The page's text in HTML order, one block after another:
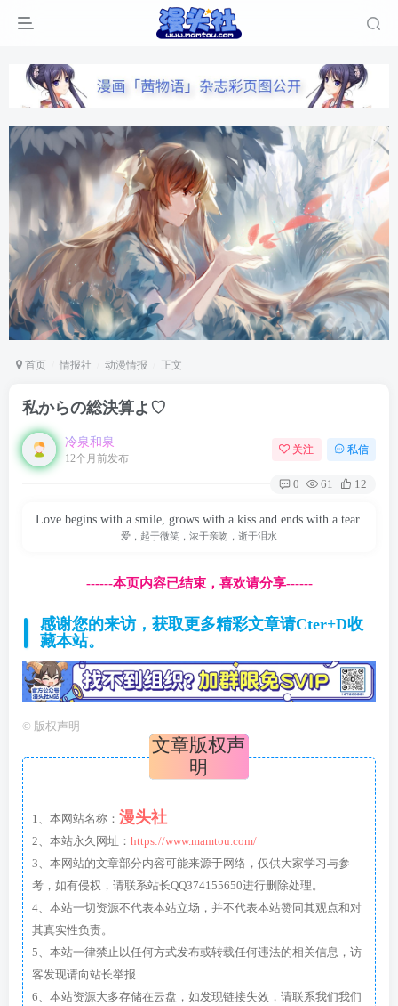
首页 情报社 动漫情报 正文
私からの総決算よ♡
冷泉和泉
12个月前发布
关注 私信
0 61 12
Love begins with a smile, grows with a kiss and ends with a tear.
爱，起于微笑，浓于亲吻，逝于泪水
------本页内容已结束，喜欢请分享------
感谢您的来访，获取更多精彩文章请Cter+D收
藏本站。
© 版权声明
文章版权声
明
1、本网站名称： 漫头社
2、本站永久网址： https://www.mamtou.com/
3、本网站的文章部分内容可能来源于网络，仅供大家学习与参
考，如有侵权，请联系站长QQ374155650进行删除处理。
4、本站一切资源不代表本站立场，并不代表本站赞同其观点和对
其真实性负责。
5、本站一律禁止以任何方式发布或转载任何违法的相关信息，访
客发现请向站长举报
6、本站资源大多存储在云盘，如发现链接失效，请联系我们我们